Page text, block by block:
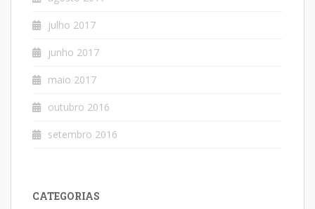
julho 2017
junho 2017
maio 2017
outubro 2016
setembro 2016
CATEGORIAS